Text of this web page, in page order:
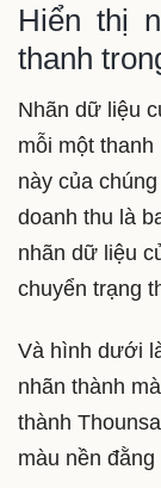
Hiển thị
thanh
Nhãn dữ liệu
mỗi một
này của
doanh thu là
nhãn dữ liệu
chuyển trạng
Và hình dưới
nhãn thành
thành
màu nền